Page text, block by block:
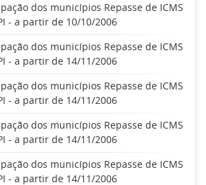
dos municípios Repasse de ICMS
- a partir de 10/10/2006
dos municípios Repasse de ICMS
- a partir de 14/11/2006
dos municípios Repasse de ICMS
- a partir de 14/11/2006
dos municípios Repasse de ICMS
- a partir de 14/11/2006
dos municípios Repasse de ICMS
- a partir de 14/11/2006